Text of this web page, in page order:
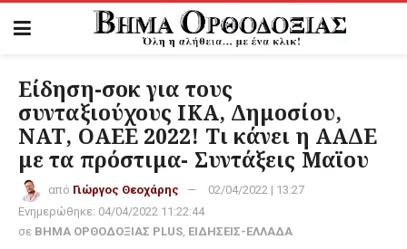
Είδηση-σοκ για τους
συνταξιούχους ΙΚΑ, Δημοσίου,
ΝΑΤ, ΟΑΕΕ 2022! Τι κάνει η ΑΑΔΕ
με τα πρόστιμα- Συντάξεις Μαϊου
από Γιώργος Θεοχάρης
02/04/2022 | 13:27
Ενημερώθηκε: 04/04/2022 11:22:44
σε ΒΗΜΑ ΟΡΘΟΔΟΞΙΑΣ PLUS, ΕΙΔΗΣΕΙΣ-ΕΛΛΑΔΑ